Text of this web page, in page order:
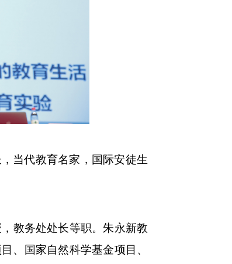
当代教育名家，国际安徒生
教务处处长等职。朱永新教
、国家自然科学基金项目、